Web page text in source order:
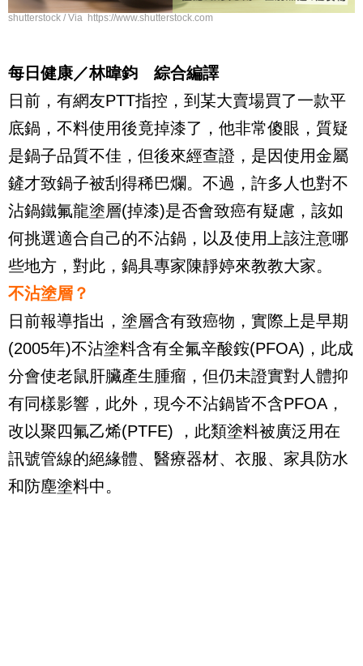
shutterstock / Via https://www.shutterstock.com
每日健康／林暐鈞 綜合編譯
日前，有網友PTT指控，到某大賣場買了一款平
底鍋，不料使用後竟掉漆了，他非常傻眼，質疑
是鍋子品質不佳，但後來經查證，是因使用金屬
鏟才致鍋子被刮得稀巴爛。不過，許多人也對不
沾鍋鐵氟龍塗層(掉漆)是否會致癌有疑慮，該如
何挑選適合自己的不沾鍋，以及使用上該注意哪
些地方，對此，鍋具專家陳靜婷來教教大家。
不沾塗層？
日前報導指出，塗層含有致癌物，實際上是早期
(2005年)不沾塗料含有全氟辛酸銨(PFOA) ，此成
分會使老鼠肝臟產生腫瘤，但仍未證實對人體抑
有同樣影響，此外，現今不沾鍋皆不含PFOA ，
改以聚四氟乙烯(PTFE)
，此類塗料被廣泛用在
訊號管線的絕緣體、醫療器材、衣服、家具防水
和防塵塗料中。